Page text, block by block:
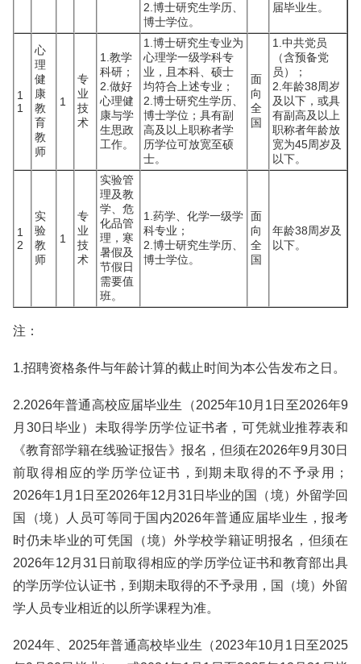
2.博士研究生学历、
博士学位。
届毕业生。
1
1
心
理
健
康
教
育
教
师
1
专
业
技
术
1.教学
科研；
2.做好
心理健
康与学
生思政
工作。
1.博士研究生专业为
心理学一级学科专
业，且本科、硕士
均符合上述专业；
2.博士研究生学历、
博士学位；具有副
高及以上职称者学
历学位可放宽至硕
士。
面
向
全
国
1.中共党员
（含预备党
员）；
2.年龄38周岁
及以下，或具
有副高及以上
职称者年龄放
宽为45周岁及
以下。
1
2
实
验
教
师
1
专
业
技
术
实验管
理及教
学、危
化品管
理，寒
暑假及
节假日
需要值
班。
1.药学、化学一级学
科专业；
2.博士研究生学历、
博士学位。
面
向
全
国
年龄38周岁及
以下。
注：
1.招聘资格条件与年龄计算的截止时间为本公告发布之日。
2.2026年普通高校应届毕业生（2025年10月1日至2026年9
月30日毕业）未取得学历学位证书者，可凭就业推荐表和
《教育部学籍在线验证报告》报名，但须在2026年9月30日
前取得相应的学历学位证书，到期未取得的不予录用；
2026年1月1日至2026年12月31日毕业的国（境）外留学回
国（境）人员可等同于国内2026年普通应届毕业生，报考
时仍未毕业的可凭国（境）外学校学籍证明报名，但须在
2026年12月31日前取得相应的学历学位证书和教育部出具
的学历学位认证书，到期未取得的不予录用，国（境）外留
学人员专业相近的以所学课程为准。
2024年、2025年普通高校毕业生（2023年10月1日至2025